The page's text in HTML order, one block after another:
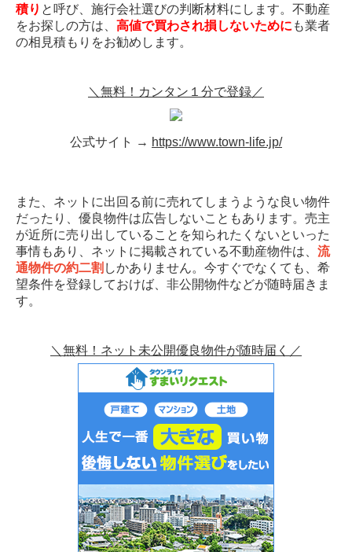
積り と呼び、施行会社選びの判断材料にします。不動産
をお探しの方は、 高値で買わされ損しないために も業者
の相見積もりをお勧めします。
＼無料！カンタン１分で登録／
公式サイト → https://www.town-life.jp/
また、ネットに出回る前に売れてしまうような良い物件
だったり、優良物件は広告しないこともあります。売主
が近所に売り出していることを知られたくないといった
事情もあり、ネットに掲載されている不動産物件は、 流
通物件の約二割 しかありません。今すぐでなくても、希
望条件を登録しておけば、非公開物件などが随時届きま
す。
＼無料！ネット未公開優良物件が随時届く／